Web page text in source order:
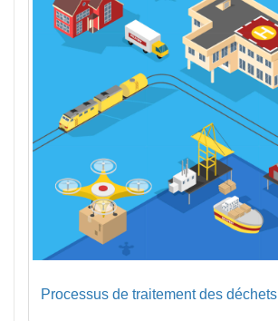
Processus de traitement des déchets